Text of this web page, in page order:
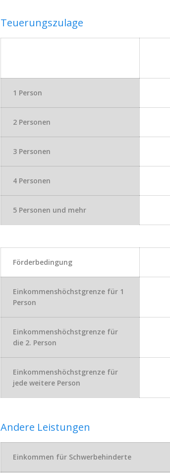
Teuerungszulage
1 Person
2 Personen
3 Personen
4 Personen
5 Personen und mehr
Förderbedingung
Einkommenshöchstgrenze für 1
Person
Einkommenshöchstgrenze für
die 2. Person
Einkommenshöchstgrenze für
jede weitere Person
Andere Leistungen
Einkommen für Schwerbehinderte